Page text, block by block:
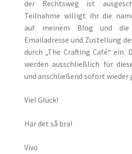
der Rechtsweg ist
Teilnahme willigt ihr die
auf meinem Blog und die
Emailadresse und Zustellung
durch „The Crafting Café“ ein.
werden ausschließlich für
und anschließend sofort wieder
Viel Glück!
Har det så bra!
Vivo